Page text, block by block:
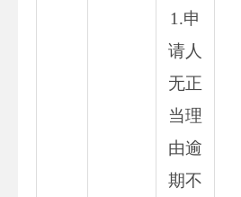
1.申
请人
无正
当理
由逾
期不